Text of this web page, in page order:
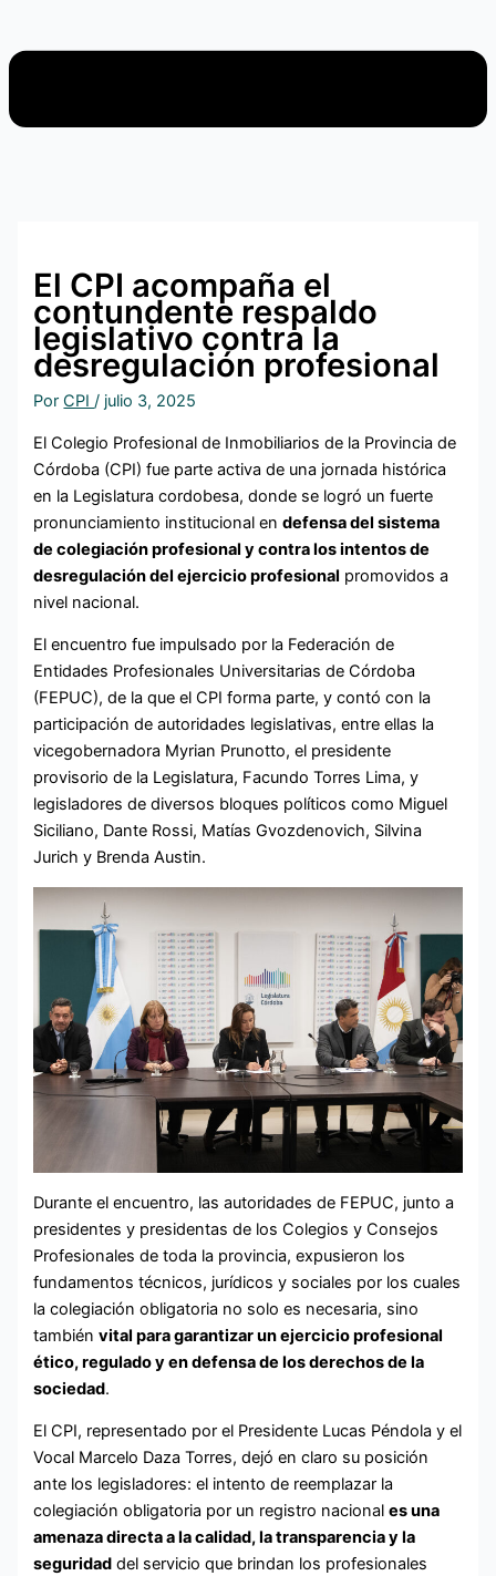
El CPI acompaña el
contundente respaldo
legislativo contra la
desregulación profesional
PorCPI/ julio 3, 2025
El Colegio Profesional de Inmobiliarios de la Provincia de
Córdoba (CPI) fue parte activa de una jornada histórica
en la Legislatura cordobesa, donde se logró un fuerte
pronunciamiento institucional endefensa del sistema
de colegiación profesional y contra los intentos de
desregulación del ejercicio profesional promovidos a
nivel nacional.
El encuentro fue impulsado por la Federación de
Entidades Profesionales Universitarias de Córdoba
(FEPUC), de la que el CPI forma parte, y contó con la
participación de autoridades legislativas, entre ellas la
vicegobernadora Myrian Prunotto, el presidente
provisorio de la Legislatura, Facundo Torres Lima, y
legisladores de diversos bloques políticos como Miguel
Siciliano, Dante Rossi, Matías Gvozdenovich, Silvina
Jurich y Brenda Austin.
Durante el encuentro, las autoridades de FEPUC, junto a
presidentes y presidentas de los Colegios y Consejos
Profesionales de toda la provincia, expusieron los
fundamentos técnicos, jurídicos y sociales por los cuales
la colegiación obligatoria no solo es necesaria, sino
tambiénvital para garantizar un ejercicio profesional
ético, regulado y en defensa de los derechos de la
sociedad.
El CPI, representado por el Presidente Lucas Péndola y el
Vocal Marcelo Daza Torres, dejó en claro su posición
ante los legisladores: el intento de reemplazar la
colegiación obligatoria por un registro nacionales una
amenaza directa a la calidad, la transparencia y la
seguridad del servicio que brindan los profesionales